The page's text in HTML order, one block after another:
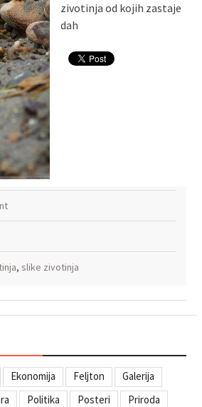
zivotinja od kojih zastaje
dah
, slike zivotinja
Ekonomija Feljton
Galerija
Politika Posteri
Priroda